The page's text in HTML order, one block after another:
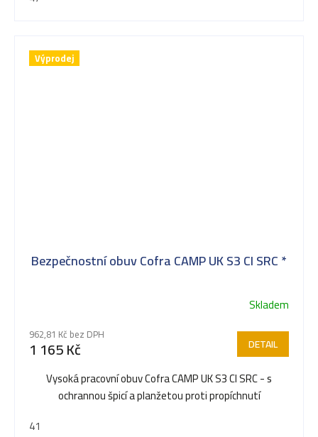
Výprodej
Bezpečnostní obuv Cofra CAMP UK S3 CI SRC *
Skladem
962,81 Kč bez DPH
1 165 Kč DETAIL
Vysoká pracovní obuv Cofra CAMP UK S3 CI SRC - s
ochrannou špicí a planžetou proti propíchnutí
41